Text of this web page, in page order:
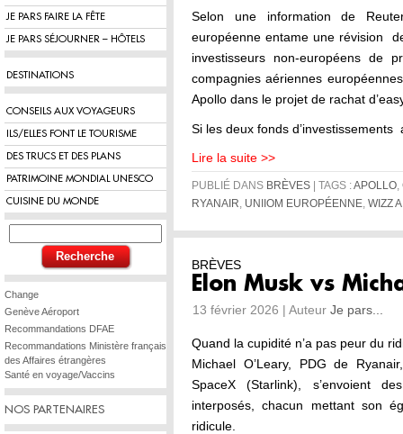
JE PARS FAIRE LA FÊTE
JE PARS SÉJOURNER – HÔTELS
DESTINATIONS
CONSEILS AUX VOYAGEURS
ILS/ELLES FONT LE TOURISME
DES TRUCS ET DES PLANS
PATRIMOINE MONDIAL UNESCO
CUISINE DU MONDE
Change
Genève Aéroport
Recommandations DFAE
Recommandations Ministère français
des Affaires étrangères
Santé en voyage/Vaccins
NOS PARTENAIRES
Selon une information de
européenne entame une révision
investisseurs non-européens de
compagnies aériennes
Apollo dans le projet de rachat
Si les deux fonds
Lire la suite >>
PUBLIÉ DANS BRÈVES | TAGS :APOLLO
RYANAIR
UNIIOM EUROPÉENNE WIZZ
BRÈVES
Elon Musk vs
13 février 2026 | Auteur Je pars...
Quand la cupidité n’a pas peur du
Michael O’Leary, PDG de
SpaceX (Starlink), s’envoient
interposés, chacun mettant son
ridicule.